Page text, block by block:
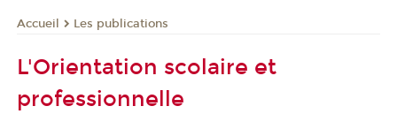
Accueil Les publications
L'Orientation scolaire et
professionnelle